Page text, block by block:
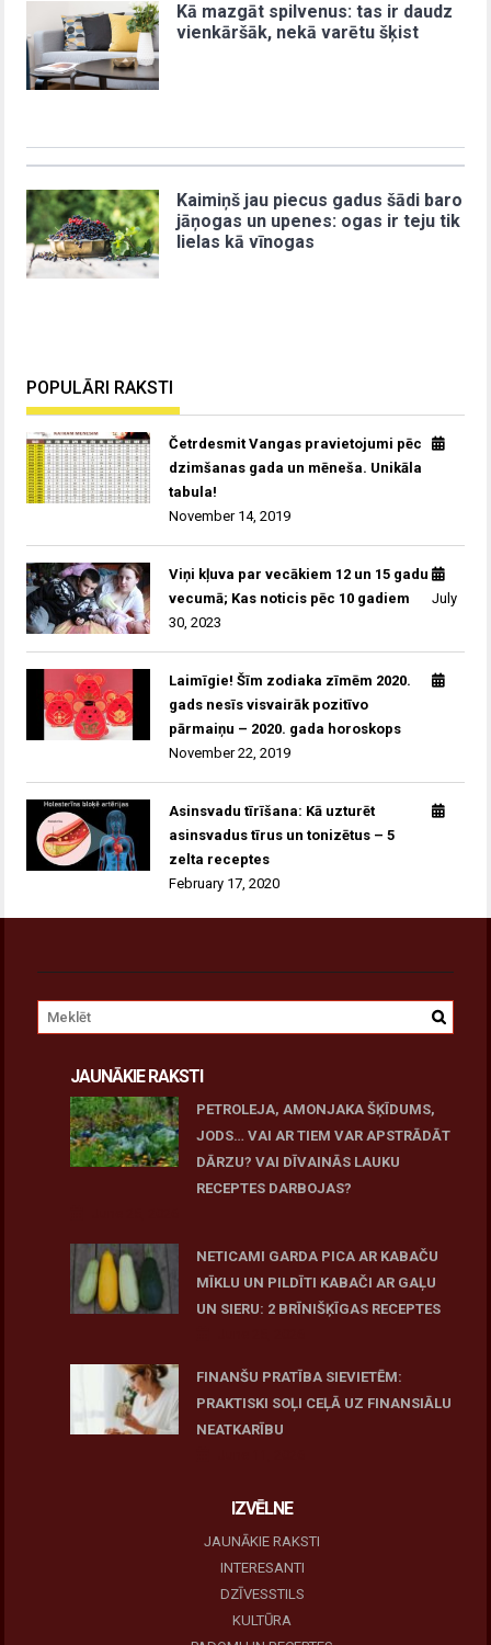
Kā mazgāt spilvenus: tas ir daudz
vienkāršāk, nekā varētu šķist
Kaimiņš jau piecus gadus šādi baro
jāņogas un upenes: ogas ir teju tik
lielas kā vīnogas
POPULĀRI RAKSTI
Četrdesmit Vangas pravietojumi pēc
dzimšanas gada un mēneša. Unikāla
tabula!
November 14, 2019
Viņi kļuva par vecākiem 12 un 15 gadu
vecumā; Kas noticis pēc 10 gadiem
July
30, 2023
Laimīgie! Šīm zodiaka zīmēm 2020.
gads nesīs visvairāk pozitīvo
pārmaiņu – 2020. gada horoskops
November 22, 2019
Asinsvadu tīrīšana: Kā uzturēt
asinsvadus tīrus un tonizētus – 5
zelta receptes
February 17, 2020
JAUNĀKIE RAKSTI
PETROLEJA, AMONJAKA ŠĶĪDUMS,
JODS… VAI AR TIEM VAR APSTRĀDĀT
DĀRZU? VAI DĪVAINĀS LAUKU
RECEPTES DARBOJAS?
NETICAMI GARDA PICA AR KABAČU
MĪKLU UN PILDĪTI KABAČI AR GAĻU
UN SIERU: 2 BRĪNIŠĶĪGAS RECEPTES
FINANŠU PRATĪBA SIEVIETĒM:
PRAKTISKI SOĻI CEĻĀ UZ FINANSIĀLU
NEATKARĪBU
IZVĒLNE
JAUNĀKIE RAKSTI
INTERESANTI
DZĪVESSTILS
KULTŪRA